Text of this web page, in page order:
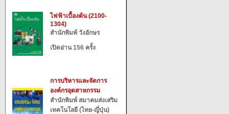
ไฟฟ้าเบื้องต้น (2100-
1304)
สำนักพิมพ์ วังอักษร
เปิดอ่าน 156 ครั้ง
การบริหารและจัดการ
องค์กรอุตสาหกรรม
สำนักพิมพ์ สมาคมส่งเสริม
เทคโนโลยี (ไทย-ญี่ปุ่น)